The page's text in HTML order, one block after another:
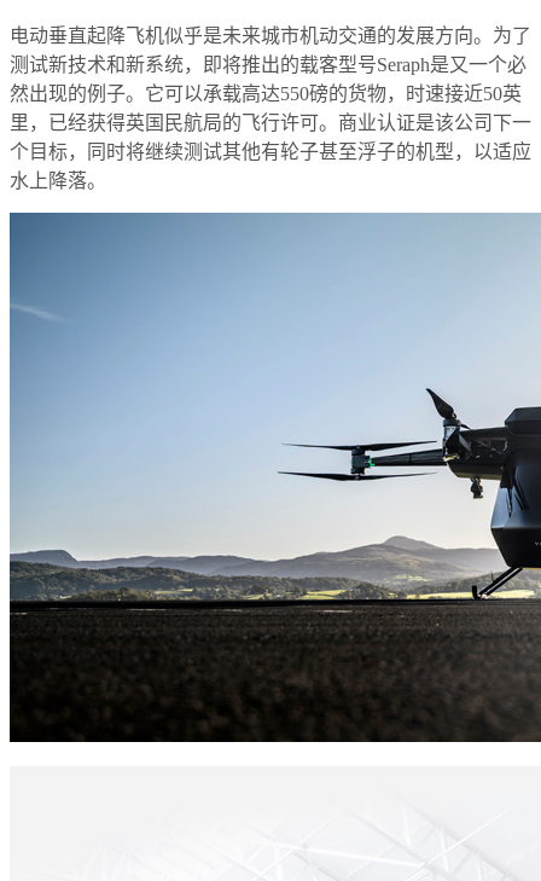
电动垂直起降飞机似乎是未来城市机动交通的发展方向。为了
测试新技术和新系统，即将推出的载客型号Seraph是又一个必
然出现的例子。它可以承载高达550磅的货物，时速接近50英
里，已经获得英国民航局的飞行许可。商业认证是该公司下一
个目标，同时将继续测试其他有轮子甚至浮子的机型，以适应
水上降落。